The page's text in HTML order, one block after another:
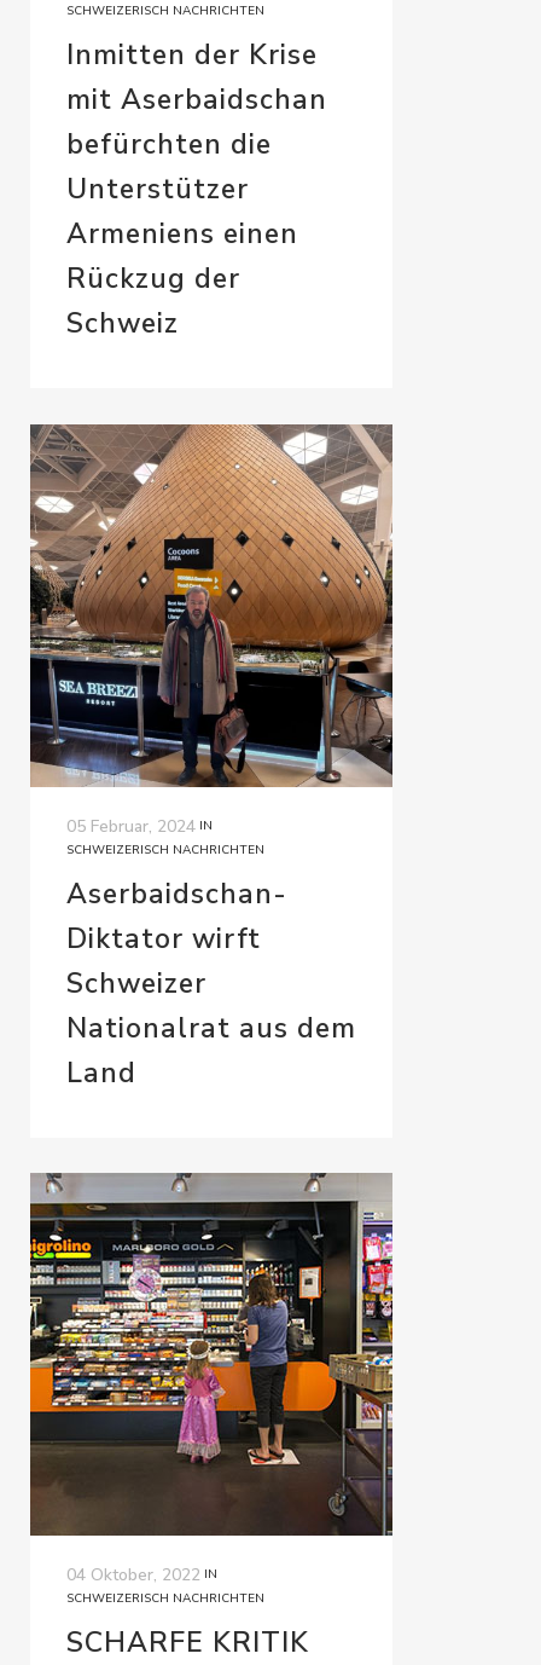
SCHWEIZERISCH NACHRICHTEN
Inmitten der Krise
mit Aserbaidschan
befürchten die
Unterstützer
Armeniens einen
Rückzug der
Schweiz
05 Februar, 2024 IN
SCHWEIZERISCH NACHRICHTEN
Aserbaidschan-
Diktator wirft
Schweizer
Nationalrat aus dem
Land
04 Oktober, 2022 IN
SCHWEIZERISCH NACHRICHTEN
SCHARFE KRITIK